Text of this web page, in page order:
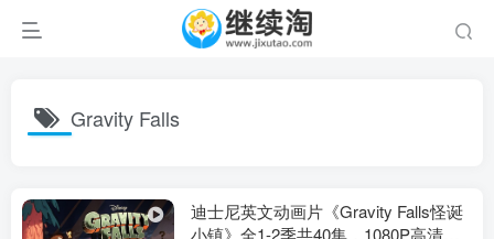
Gravity Falls
迪士尼英文动画片《Gravity Falls怪诞
小镇》全1-2季共40集，1080P高清视